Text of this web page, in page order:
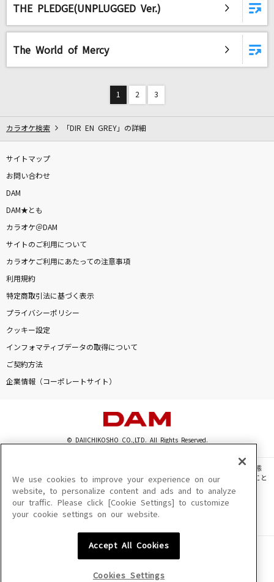
THE PLEDGE(UNPLUGGED Ver.)
The World of Mercy
1 2 3
カラオケ検索 「DIR EN GREY」の詳細
サイトマップ
お問い合わせ
DAM
DAM★とも
カラオケ＠DAM
サイトのご利用について
カラオケご利用にあたっての注意事項
利用規約
特定商取引法に基づく表示
プライバシーポリシー
クッキー設定
インフォマティブデータの取得について
ご契約方法
企業情報（コーポレートサイト）
© DAIICHIKOSHO CO.,LTD. All Rights Reserved.
このサイトに掲載されている一切の文章・画像・写真・動画・音声等を、手段や形態
を問わず、著作権法の定める範囲を超えて無断で複製、転載、ファイル化などすること
を禁じます。
楽曲及びコンテンツは、機種によりご利用いただけない場合があります。
楽曲及びコンテンツの配信日、配信内容が変更になる場合があります。
We use cookies to improve your experience on our
website, to personalize content and ads and to analyze
our traffic. Please click [Cookie Settings] to customize
your cookie settings on our website.
Accept All Cookies
Cookies Settings